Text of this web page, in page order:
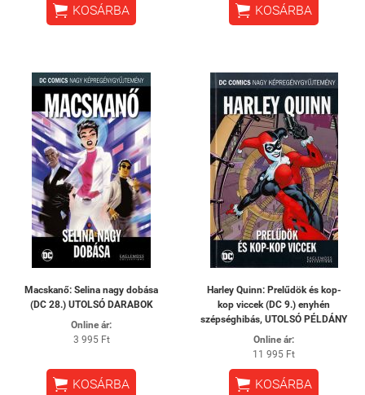
 KOSÁRBA  KOSÁRBA
Macskanő: ​Selina nagy dobása
(DC 28.) UTOLSÓ DARABOK
Online ár:
3 995 Ft
 KOSÁRBA
Harley Quinn: Prelűdök és kop-
kop viccek (DC 9.) enyhén
szépséghibás, UTOLSÓ PÉLDÁNY
Online ár:
11 995 Ft
 KOSÁRBA